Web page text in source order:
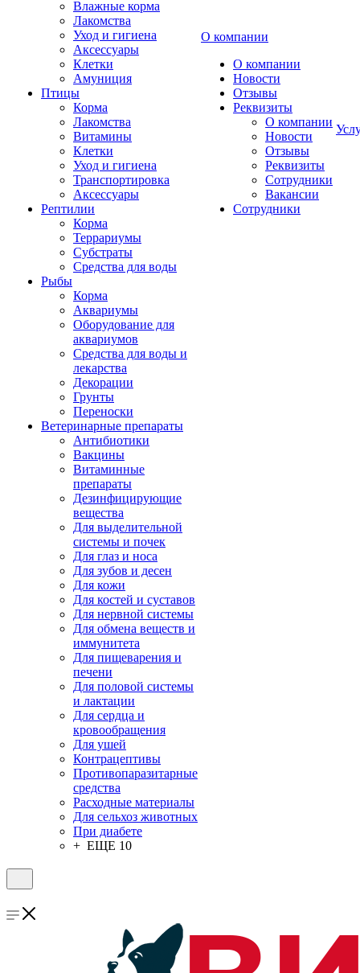
Влажные корма
Лакомства
Уход и гигиена
Аксессуары
Клетки
Амуниция
Птицы
Корма
Лакомства
Витамины
Клетки
Уход и гигиена
Транспортировка
Аксессуары
Рептилии
Корма
Террариумы
Субстраты
Средства для воды
Рыбы
Корма
Аквариумы
Оборудование для
аквариумов
Средства для воды и
лекарства
Декорации
Грунты
Переноски
Ветеринарные препараты
Антибиотики
Вакцины
Витаминные
препараты
Дезинфицирующие
вещества
Для выделительной
системы и почек
Для глаз и носа
Для зубов и десен
Для кожи
Для костей и суставов
Для нервной системы
Для обмена веществ и
иммунитета
Для пищеварения и
печени
Для половой системы
и лактации
Для сердца и
кровообращения
Для ушей
Контрацептивы
Противопаразитарные
средства
Расходные материалы
Для сельхоз животных
При диабете
+ ЕЩЕ 10
О компании
О компании
Новости
Отзывы
Реквизиты
О компании
Новости
Отзывы
Реквизиты
Сотрудники
Вакансии
Сотрудники